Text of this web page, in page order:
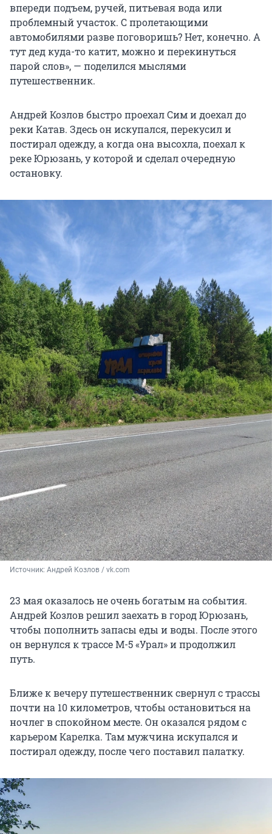
впереди подъем, ручей, питьевая вода или
проблемный участок. С пролетающими
автомобилями разве поговоришь? Нет, конечно. А
тут дед куда-то катит, можно и перекинуться
парой слов», — поделился мыслями
путешественник.
Андрей Козлов быстро проехал Сим и доехал до
реки Катав. Здесь он искупался, перекусил и
постирал одежду, а когда она высохла, поехал к
реке Юрюзань, у которой и сделал очередную
остановку.
Источник: Андрей Козлов / vk.com
23 мая оказалось не очень богатым на события.
Андрей Козлов решил заехать в город Юрюзань,
чтобы пополнить запасы еды и воды. После этого
он вернулся к трассе М-5 «Урал» и продолжил
путь.
Ближе к вечеру путешественник свернул с трассы
почти на 10 километров, чтобы остановиться на
ночлег в спокойном месте. Он оказался рядом с
карьером Карелка. Там мужчина искупался и
постирал одежду, после чего поставил палатку.